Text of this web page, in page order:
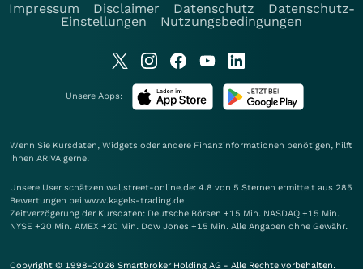
Impressum
Disclaimer Datenschutz
Datenschutz-
Einstellungen
Nutzungsbedingungen
Unsere Apps:
Wenn Sie Kursdaten, Widgets oder andere Finanzinformationen benötigen, hilft
Ihnen ARIVA gerne.
Unsere User schätzen wallstreet-online.de: 4.8 von 5 Sternen ermittelt aus 285
Bewertungen bei www.kagels-trading.de
Zeitverzögerung der Kursdaten: Deutsche Börsen +15 Min. NASDAQ +15 Min.
NYSE +20 Min. AMEX +20 Min. Dow Jones +15 Min. Alle Angaben ohne Gewähr.
Copyright © 1998-2026 Smartbroker Holding AG - Alle Rechte vorbehalten.